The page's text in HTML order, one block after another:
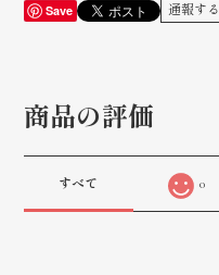
Save 通報する
商品の評価
すべて 0